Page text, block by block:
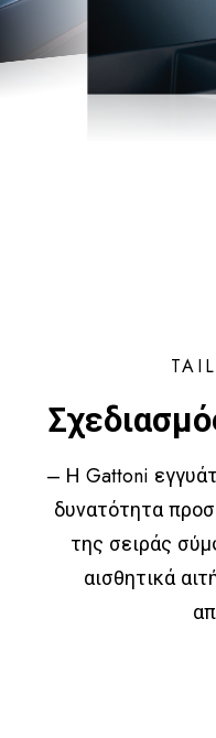
– Η Gattoni
δυνατότητα
της σειράς
αισθητικά